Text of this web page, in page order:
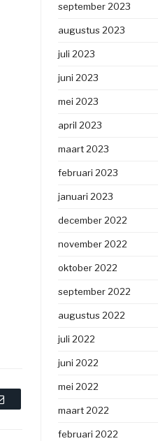
Email
september 2023
augustus 2023
juli 2023
juni 2023
mei 2023
april 2023
maart 2023
februari 2023
januari 2023
december 2022
november 2022
oktober 2022
september 2022
augustus 2022
juli 2022
juni 2022
mei 2022
maart 2022
februari 2022